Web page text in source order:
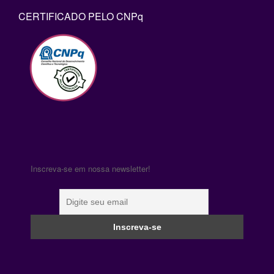
CERTIFICADO PELO CNPq
Inscreva-se em nossa newsletter!